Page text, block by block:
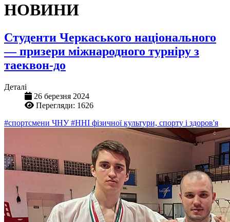
НОВИНИ
Студенти Черкаського національного
— призери міжнародного турніру з
таеквон-до
Деталі
26 березня 2024
Перегляди: 1626
#спортсмени ЧНУ#ННІ фізичної культури, спорту і здоров'я